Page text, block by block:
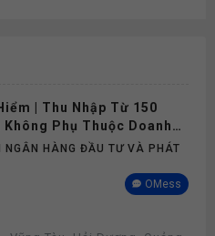
| Thu Nhập Từ 150
Phụ Thuộc Doanh
NGÂN HÀNG ĐẦU TƯ VÀ PHÁT
OMess